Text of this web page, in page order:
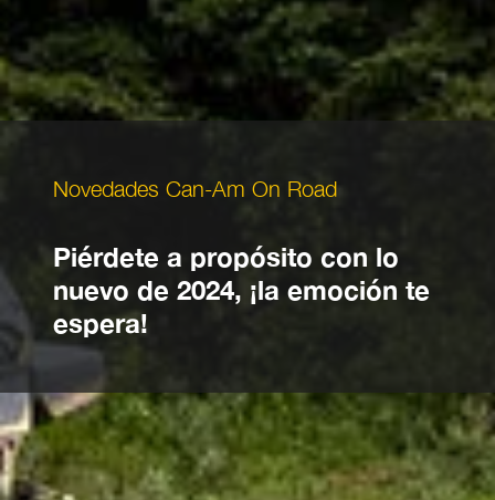
Novedades Can-Am On Road
Piérdete a propósito con lo
nuevo de 2024, ¡la emoción te
espera!